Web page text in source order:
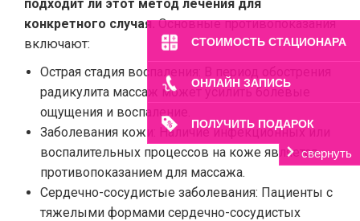
СТОИМОСТЬ СТАЦИОНАРА
ОНЛАЙН ЗАПИСЬ
ПОЛУЧИТЬ ПОДАРОК
свернуть
подходит ли этот метод лечения для
конкретного случая.Основные противопоказания
включают:
Острая стадия воспаления: В период обострения
радикулита массаж может усилить болевые
ощущения и воспаление.
Заболевания кожи: Наличие инфекционных или
воспалительных процессов на коже является
противопоказанием для массажа.
Сердечно-сосудистые заболевания: Пациенты с
тяжелыми формами сердечно-сосудистых